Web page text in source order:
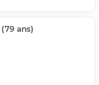
(79 ans)